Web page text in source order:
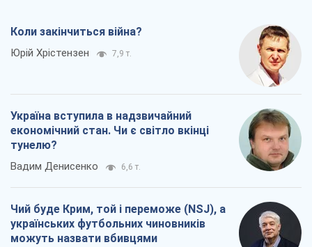
Коли закінчиться війна?
Юрій Хрістензен 7,9 т.
Україна вступила в надзвичайний
економічний стан. Чи є світло вкінці
тунелю?
Вадим Денисенко 6,6 т.
Чий буде Крим, той і переможе (NSJ), а
українських футбольних чиновників
можуть назвати вбивцями